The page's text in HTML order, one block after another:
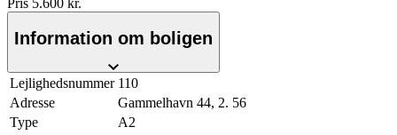
Information om boligen
Lejlighedsnummer 110
Adresse
Gammelhavn 44, 2. 56
Type
A2